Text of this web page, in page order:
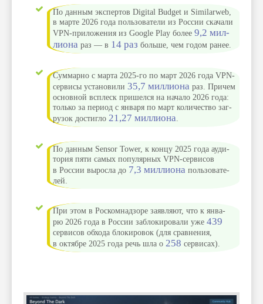
По дан­ным экспер­тов Digital Budget и Similarweb,
в мар­те 2026 года поль­зовате­ли из Рос­сии ска­чали
VPN-при­ложе­ния из Google Play более 9,2 мил­
лиона раз — в 14 раз боль­ше, чем годом ранее.
Сум­марно с мар­та 2025-го по март 2026 года VPN-
сер­висы уста­нови­ли 35,7 мил­лиона раз. При­чем
основной всплеск при­шел­ся на начало 2026 года:
толь­ко за пери­од с янва­ря по март количес­тво заг­
рузок дос­тигло 21,27 мил­лиона
По дан­ным Sensor Tower, к кон­цу 2025 года ауди­
тория пяти самых популяр­ных VPN-сер­висов
в Рос­сии вырос­ла до 7,3 мил­лиона поль­зовате­
лей.
При этом в Рос­комнад­зоре заяв­ляют, что к янва­
рю 2026 года в Рос­сии заб­локиро­вали уже 439
сер­висов обхо­да бло­киро­вок (для срав­нения,
в октябре 2025 года речь шла о 258 сер­висах).